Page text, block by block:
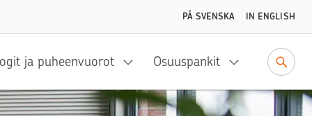
PÅ SVENSKA IN ENGLISH
ja puheenvuorot Osuuspankit